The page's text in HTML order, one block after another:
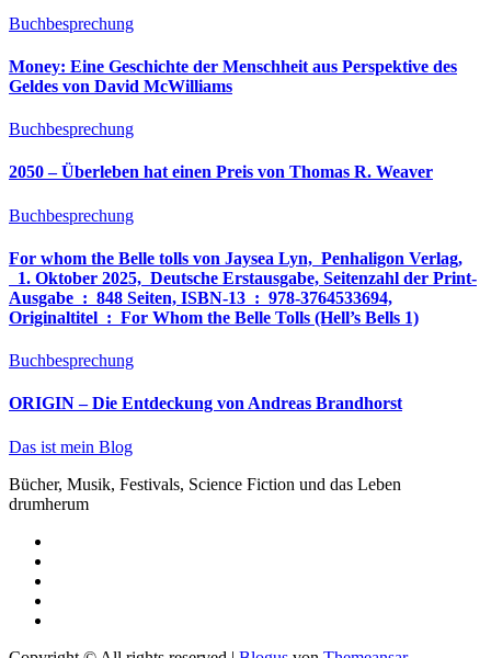
Buchbesprechung
Money: Eine Geschichte der Menschheit aus Perspektive des
Geldes von David McWilliams
Buchbesprechung
2050 – Überleben hat einen Preis von Thomas R. Weaver
Buchbesprechung
For whom the Belle tolls von Jaysea Lyn, ‎ Penhaligon Verlag,
‎ 1. Oktober 2025, ‎ Deutsche Erstausgabe, Seitenzahl der Print-
Ausgabe ‏ : ‎ 848 Seiten, ISBN-13 ‏ : ‎ 978-3764533694,
Originaltitel ‏ : ‎ For Whom the Belle Tolls (Hell’s Bells 1)
Buchbesprechung
ORIGIN – Die Entdeckung von Andreas Brandhorst
Das ist mein Blog
Bücher, Musik, Festivals, Science Fiction und das Leben
drumherum